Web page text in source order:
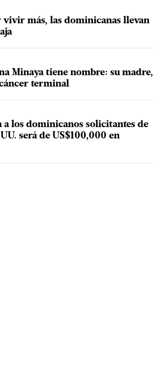
vivir más, las dominicanas llevan
Minaya tiene nombre: su madre,
terminal
a los dominicanos solicitantes de
será de US$100,000 en